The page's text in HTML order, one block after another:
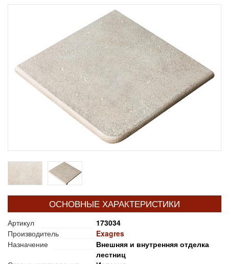
ОСНОВНЫЕ ХАРАКТЕРИСТИКИ
Артикул
173034
Производитель
Exagres
Назначение
Внешняя и внутренняя отделка
лестниц